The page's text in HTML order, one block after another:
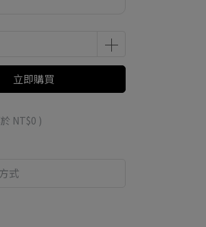
立即購買
NT$0 )
式